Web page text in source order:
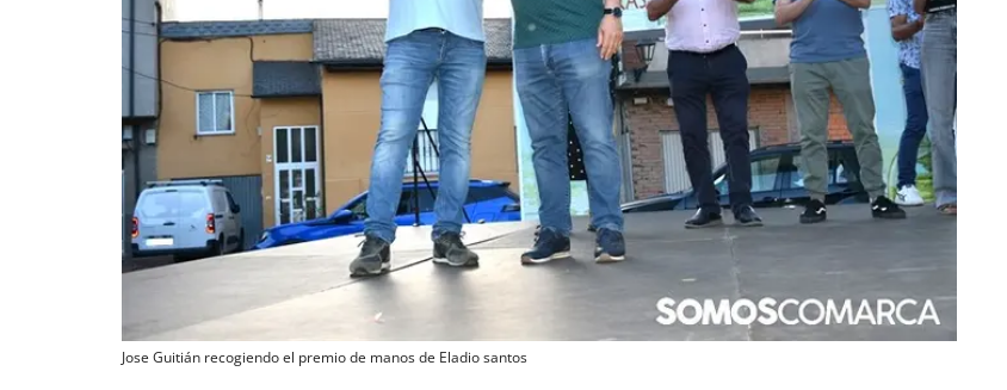
Jose Guitián recogiendo el premio de manos de Eladio santos